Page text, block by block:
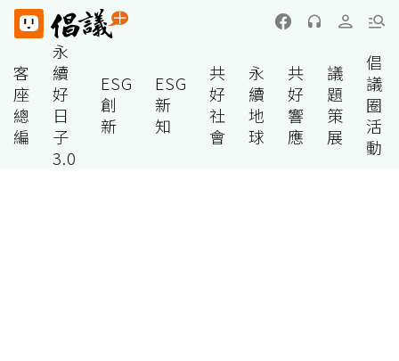
客
座
總
編
永
續
好
日
子
3.0
ESG
創
新
ESG
新
知
共
好
社
會
永
續
地
球
共
好
響
應
議
題
策
展
倡
議
圈
活
動